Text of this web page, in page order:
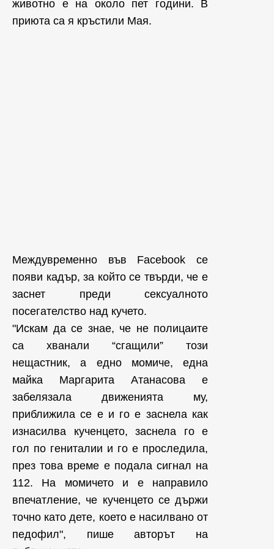
животно е на около пет години. В
приюта са я кръстили Мая.
Междувременно във Facebook се
появи кадър, за който се твърди, че е
заснет преди сексуалното
посегателство над кучето.
"Искам да се знае, че не полицаите
са хванали “сгащили” този
нещастник, а едно момиче, една
майка Маргарита Атанасова е
забелязала движенията му,
приближила се е и го е заснела как
изнасилва кученцето, заснела го е
гол по гениталии и го е проследила,
през това време е подала сигнал на
112. На момичето и е направило
впечатление, че кученцето се държи
точно като дете, което е насилвано от
педофил", пише авторът на